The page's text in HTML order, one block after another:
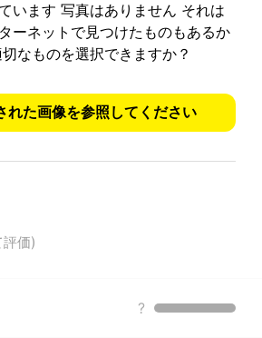
います 写真はありません それは
ーネットで見つけたものもあるか
なものを選択できますか？
れた画像を参照してください
?